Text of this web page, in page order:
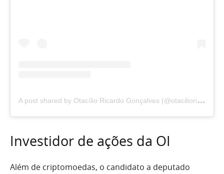
A
post shared by Otacílio Ricardo Gonçalves (@otacilioricardo)
Investidor de ações da OI
Além de criptomoedas, o candidato a deputado